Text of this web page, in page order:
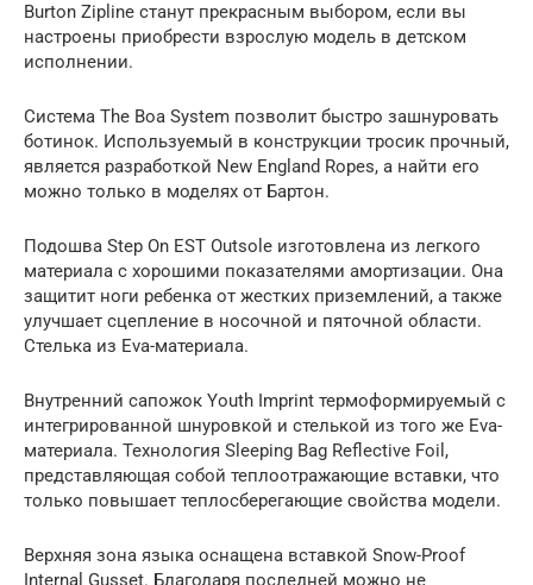
Burton Zipline станут прекрасным выбором, если вы
настроены приобрести взрослую модель в детском
исполнении.
Система The Boa System позволит быстро зашнуровать
ботинок. Используемый в конструкции тросик прочный,
является разработкой New England Ropes, а найти его
можно только в моделях от Бартон.
Подошва Step On EST Outsole изготовлена из легкого
материала с хорошими показателями амортизации. Она
защитит ноги ребенка от жестких приземлений, а также
улучшает сцепление в носочной и пяточной области.
Стелька из Eva-материала.
Внутренний сапожок Youth Imprint термоформируемый с
интегрированной шнуровкой и стелькой из того же Eva-
материала. Технология Sleeping Bag Reflective Foil,
представляющая собой теплоотражающие вставки, что
только повышает теплосберегающие свойства модели.
Верхняя зона языка оснащена вставкой Snow-Proof
Internal Gusset. Благодаря последней можно не